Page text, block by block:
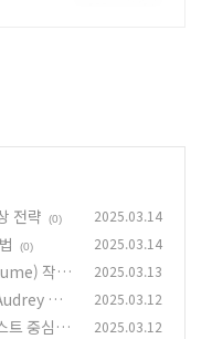
전략
(0) 2025.03.14
(0) 2025.03.14
작가
2025.03.13
Wo
2025.03.12
트 중심) 2025.03.12